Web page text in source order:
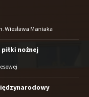
Wiesława Maniaka
piłki nożnej